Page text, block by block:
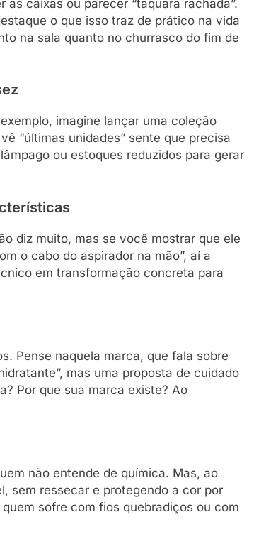
caixas ou parecer “taquara rachada”.
o que isso traz de prático na vida
na sala quanto no churrasco do fim de
imagine lançar uma coleção
“últimas unidades” sente que precisa
ou estoques reduzidos para gerar
diz muito, mas se você mostrar que ele
o cabo do aspirador na mão”, aí a
em transformação concreta para
Pense naquela marca, que fala sobre
mas uma proposta de cuidado
Por que sua marca existe? Ao
não entende de química. Mas, ao
sem ressecar e protegendo a cor por
sofre com fios quebradiços ou com